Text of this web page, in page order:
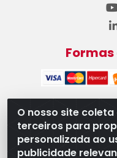
O nosso site
terceiros para
personalizada ao
publicidade
WB
08.528.393/0001-
Oeste Industrial,